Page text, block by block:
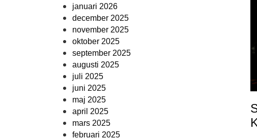
januari 2026
december 2025
november 2025
oktober 2025
september 2025
augusti 2025
juli 2025
juni 2025
maj 2025
april 2025
mars 2025
februari 2025